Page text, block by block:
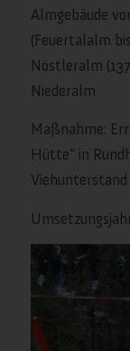
Almgebäude
(Feuertalalm
Nöstleralm
Niederalm
Maßnahme:
Hütte“ in